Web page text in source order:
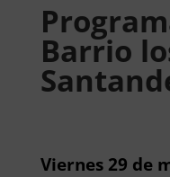
Barrio
Viernes 29 de